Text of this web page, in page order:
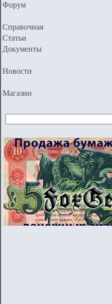
Форум
Справочная
Статьи
Документы
Новости
Магазин